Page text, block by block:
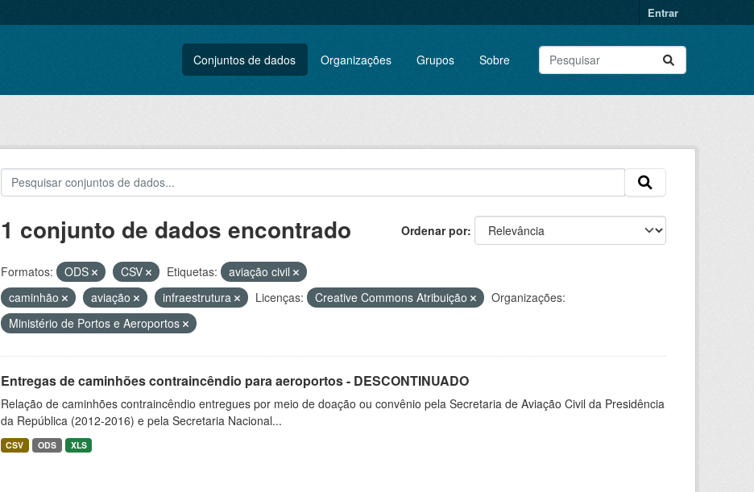
Entrar
Conjuntos de dados Organizações Grupos Sobre
Ordenar por
1 conjunto de dados encontrado
Formatos: ODS CSV Etiquetas:
aviação civil
caminhão
aviação infraestrutura Licenças: Creative Commons Atribuição
Organizações:
Ministério de Portos e Aeroportos
Entregas de caminhões contraincêndio para aeroportos - DESCONTINUADO
Relação de caminhões contraincêndio entregues por meio de doação ou convênio pela Secretaria de Aviação Civil da Presidência
da República (2012-2016) e pela Secretaria Nacional...
CSV ODS XLS